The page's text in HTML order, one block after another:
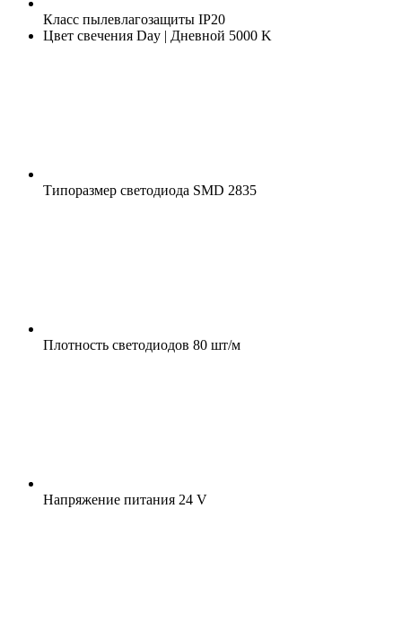
Класс пылевлагозащиты IP20
Цвет свечения Day | Дневной 5000 K
Типоразмер светодиода SMD 2835
Плотность светодиодов 80 шт/м
Напряжение питания 24 V